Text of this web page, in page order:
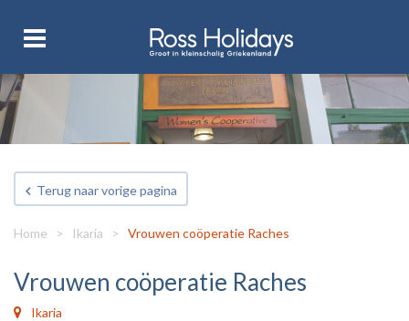
Terug naar vorige pagina
Home > Ikaria > Vrouwen coöperatie Raches
Vrouwen coöperatie Raches
Ikaria